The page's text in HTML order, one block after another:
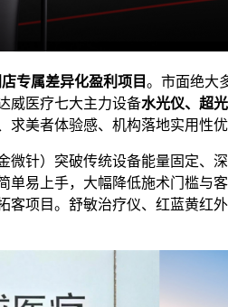
专属差异化盈利项目。市面绝大
威医疗七大主力设备水光仪、超
美者体验感、机构落地实用性优
微针）突破传统设备能量固定、
单易上手，大幅降低施术门槛与
客项目。舒敏治疗仪、红蓝黄红